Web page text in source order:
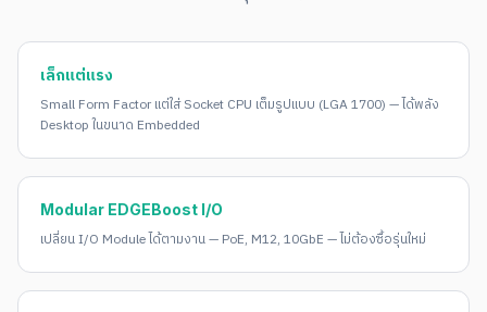
เล็กแต่แรง
Small Form Factor แต่ใส่ Socket CPU เต็มรูปแบบ (LGA 1700) — ได้พลัง
Desktop ในขนาด Embedded
Modular EDGEBoost I/O
เปลี่ยน I/O Module ได้ตามงาน — PoE, M12, 10GbE — ไม่ต้องซื้อรุ่นใหม่